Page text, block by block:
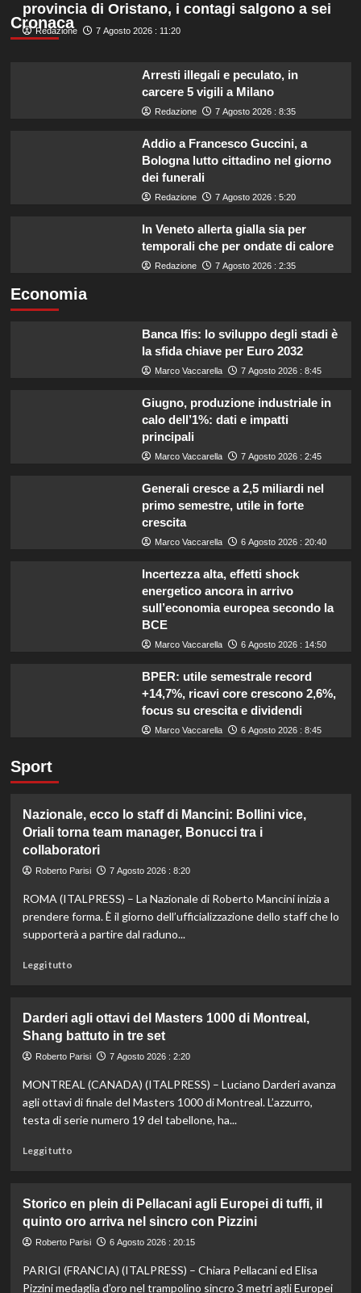
4
tornata in studio per il nuovo album!
Cristian confessa il tradimento con
Soraya: “Ho tradito” e rompe il
silenzio
Cronaca
provincia di Oristano, i contagi salgono a sei
Redazione 7 Agosto 2026 : 11:20
Arresti illegali e peculato, in
carcere 5 vigili a Milano
Redazione 7 Agosto 2026 : 8:35
Addio a Francesco Guccini, a
Bologna lutto cittadino nel giorno
dei funerali
Redazione 7 Agosto 2026 : 5:20
In Veneto allerta gialla sia per
temporali che per ondate di calore
Redazione 7 Agosto 2026 : 2:35
Economia
Banca Ifis: lo sviluppo degli stadi è
la sfida chiave per Euro 2032
Marco Vaccarella 7 Agosto 2026 : 8:45
Giugno, produzione industriale in
calo dell’1%: dati e impatti
principali
Marco Vaccarella 7 Agosto 2026 : 2:45
Generali cresce a 2,5 miliardi nel
primo semestre, utile in forte
crescita
Marco Vaccarella 6 Agosto 2026 : 20:40
Incertezza alta, effetti shock
energetico ancora in arrivo
sull’economia europea secondo la
BCE
Marco Vaccarella 6 Agosto 2026 : 14:50
BPER: utile semestrale record
+14,7%, ricavi core crescono 2,6%,
focus su crescita e dividendi
Marco Vaccarella 6 Agosto 2026 : 8:45
Sport
Nazionale, ecco lo staff di Mancini: Bollini vice,
Oriali torna team manager, Bonucci tra i
collaboratori
Roberto Parisi 7 Agosto 2026 : 8:20
ROMA (ITALPRESS) – La Nazionale di Roberto Mancini inizia a
prendere forma. È il giorno dell’ufficializzazione dello staff che lo
supporterà a partire dal raduno...
Leggi tuttoLeggi
Nazionale,
ecco
lo
di
Mancini:
Bollini
Bonucci
tra
i
Darderi agli ottavi del Masters 1000 di Montreal,
Shang battuto in tre set
Roberto Parisi 7 Agosto 2026 : 2:20
MONTREAL (CANADA) (ITALPRESS) – Luciano Darderi avanza
agli ottavi di finale del Masters 1000 di Montreal. L’azzurro,
testa di serie numero 19 del tabellone, ha...
Leggi tuttoLeggi
Darderi
agli
ottavi
Masters
1000
Storico en plein di Pellacani agli Europei di tuffi, il
quinto oro arriva nel sincro con Pizzini
Roberto Parisi 6 Agosto 2026 : 20:15
PARIGI (FRANCIA) (ITALPRESS) – Chiara Pellacani ed Elisa
Pizzini medaglia d’oro nel trampolino sincro 3 metri agli Europei